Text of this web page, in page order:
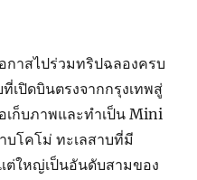
กาสไปร่วมทริปฉลองครบ
เปิดบินตรงจากกรุงเทพสู่
เก็บภาพและทำเป็น Mini
บโคโม่ ทะเลสาบที่มี
ต่ใหญ่เป็นอันดับสามของ